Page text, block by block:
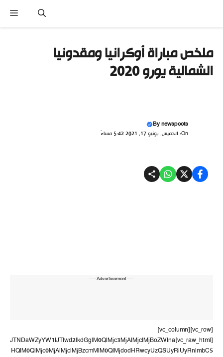
المحتوى
ملخص مباراة أوكرانيا ومقدونيا
الشمالية يورو 2020
Bynewspoots
On: الخميس, يونيو 17, 2021 5:42 مساءً
---Advertisement---
[vc_row][vc_column]
[vc_raw_html]JTNDaWZyYW1lJTIwd2lkdGglM0QlMjc3MjAlMjclMjBoZWlna
HQlM0QlMjc0MjAlMjclMjBzcmMlM0QlMjdodHRwcyUzQSUyRiUyRnlmbC5